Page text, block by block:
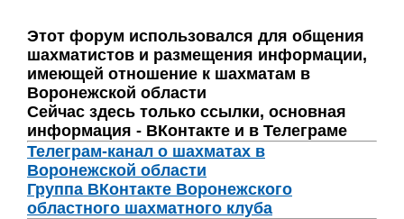
Этот форум использовался для общения
шахматистов и размещения информации,
имеющей отношение к шахматам в
Воронежской области
Сейчас здесь только ссылки, основная
информация - ВКонтакте и в Телеграме
Телеграм-канал о шахматах в
Воронежской области
Группа ВКонтакте Воронежского
областного шахматного клуба